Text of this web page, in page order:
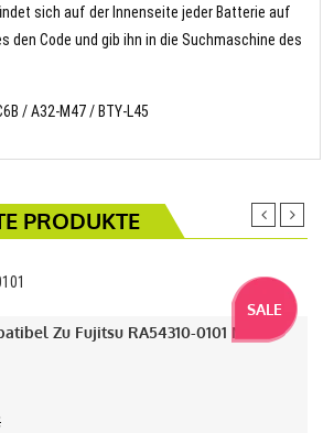
sich auf der Innenseite jeder Batterie auf
den Code und gib ihn in die Suchmaschine des
/ A32-M47 / BTY-L45
PRODUKTE
SALE
Zu Fujitsu RA54310-0101 Mit